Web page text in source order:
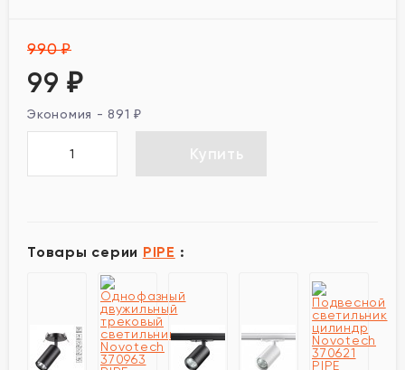
990₽
99₽
Экономия -891₽
Купить
Товары серии PIPE :